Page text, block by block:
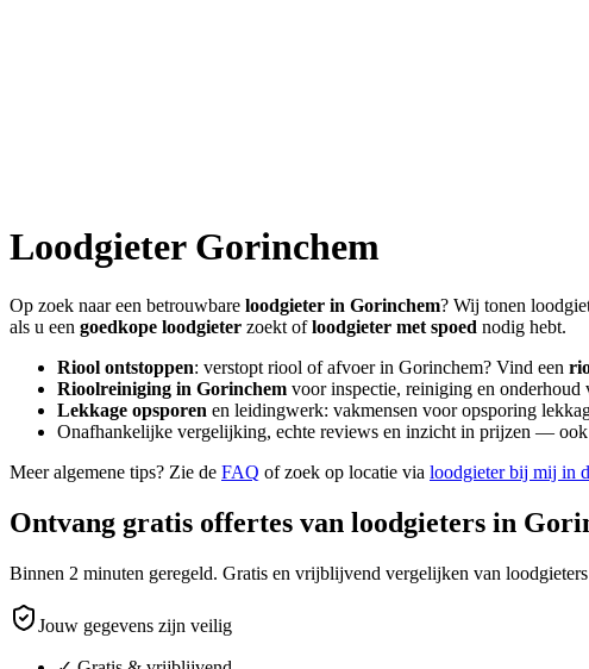
Loodgieter Gorinchem
Op zoek naar een betrouwbare loodgieter in Gorinchem? Wij tonen
als u een goedkope loodgieter zoekt ofloodgieter met spoed nodig hebt.
Riool ontstoppen: verstopt riool of afvoer in Gorinchem? Vind een
Rioolreiniging in Gorinchem voor inspectie, reiniging en onderhoud
Lekkage opsporen en leidingwerk: vakmensen voor opsporing
Onafhankelijke vergelijking, echte reviews en inzicht in prijzen —
Meer algemene tips? Zie de FAQ of zoek op locatie via loodgieter bij mij in
Ontvang gratis offertes van loodgieters in
Binnen 2 minuten geregeld. Gratis en vrijblijvend vergelijken van
Jouw gegevens zijn veilig